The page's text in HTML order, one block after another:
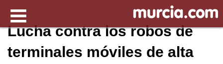
Lucha contra los robos de
terminales móviles de alta